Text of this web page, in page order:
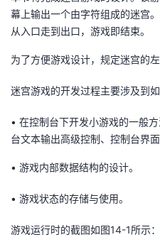
注
开
发
者
学
堂
我
的
我
的
Programs
我
的
支
持
我
的
技
我
的
幕上输出一个由字符组成的迷宫
从入口走到出口，游戏即结束。
为了方便游戏设计，规定迷宫的
迷宫游戏的开发过程主要涉及到如
• 在控制台下开发小游戏的一般
台文本输出高级控制、控制台界面
• 游戏内部数据结构的设计。
• 游戏状态的存储与使用。
游戏运行时的截图如图14-1所示：